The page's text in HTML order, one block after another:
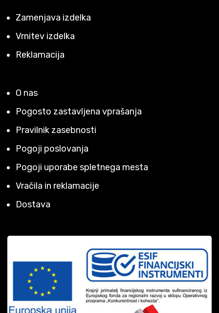
Zamenjava izdelka
Vrnitev izdelka
Reklamacija
O nas
Pogosto zastavljena vprašanja
Pravilnik zasebnosti
Pogoji poslovanja
Pogoji uporabe spletnega mesta
Vračila in reklamacije
Dostava